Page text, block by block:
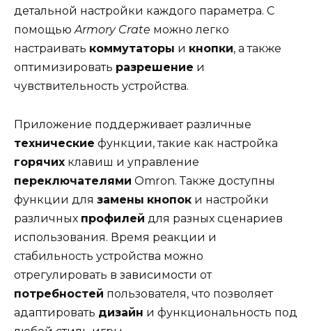
детальной настройки каждого параметра. С
помощьюArmory Crate можно легко
настраивать коммутаторы и кнопки, а также
оптимизировать разрешение и
чувствительность устройства.
Приложение поддерживает различные
технические функции, такие как настройка
горячих клавиш и управление
переключателями Omron. Также доступны
функции для замены кнопок и настройки
различных профилей для разных сценариев
использования. Время реакции и
стабильность устройства можно
отрегулировать в зависимости от
потребностей пользователя, что позволяет
адаптировать дизайн и функциональность под